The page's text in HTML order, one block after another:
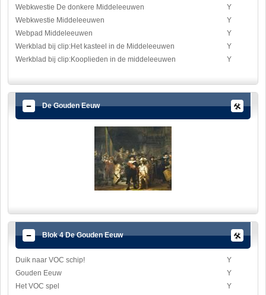
Webkwestie De donkere Middeleeuwen
Y
Webkwestie Middeleeuwen
Y
Webpad Middeleeuwen
Y
Werkblad bij clip:Het kasteel in de Middeleeuwen
Y
Werkblad bij clip:Kooplieden in de middeleeuwen
Y
De Gouden Eeuw
Blok 4 De Gouden Eeuw
Duik naar VOC schip!
Y
Gouden Eeuw
Y
Het VOC spel
Y